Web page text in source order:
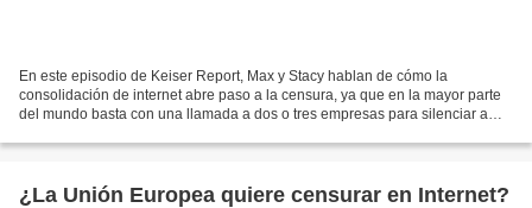
En este episodio de Keiser Report, Max y Stacy hablan de cómo la
consolidación de internet abre paso a la censura, ya que en la mayor parte
del mundo basta con una llamada a dos o tres empresas para silenciar a
¿La Unión Europea quiere censurar en Internet?